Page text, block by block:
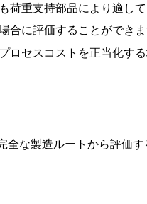
荷重支持部品により適し
合に評価することができ
ロセスコストを正当化す
全な製造ルートから評価